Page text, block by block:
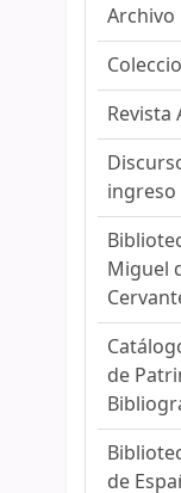
Archivo
Revista
ingreso
Miguel
de
de